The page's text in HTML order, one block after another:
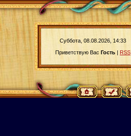
Суббота, 08.08.2026, 14:33
Приветствую Вас Гость | RSS